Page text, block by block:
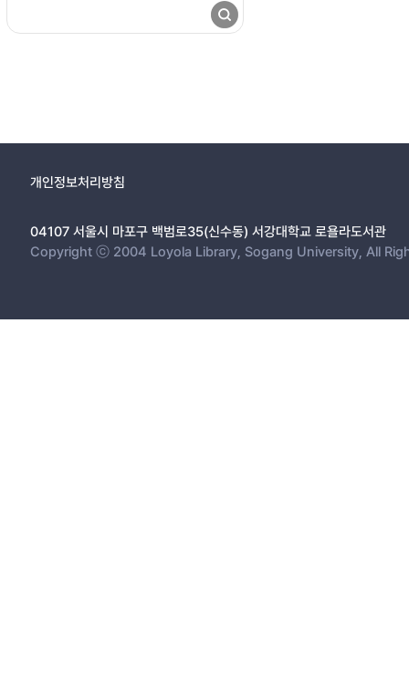
개인정보처리방침
04107 서울시 마포구 백범로35(신수동) 서강대학교 로욜라도서관
Copyright ⓒ 2004 Loyola Library, Sogang University, All